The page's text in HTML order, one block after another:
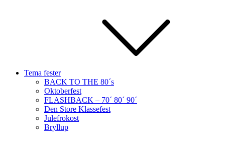
Tema fester
BACK TO THE 80´s
Oktoberfest
FLASHBACK – 70´ 80´ 90´
Den Store Klassefest
Julefrokost
Bryllup